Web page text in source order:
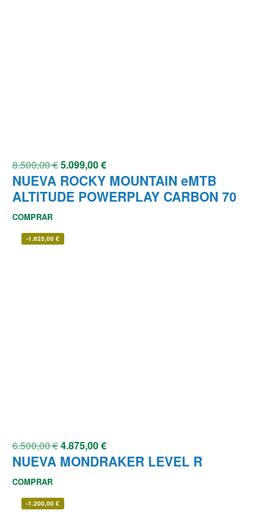
8.500,00€5.099,00€
NUEVA ROCKY MOUNTAIN eMTB
ALTITUDE POWERPLAY CARBON 70
COMPRAR
-1.625,00 €
6.500,00€4.875,00€
NUEVA MONDRAKER LEVEL R
COMPRAR
-1.200,00 €